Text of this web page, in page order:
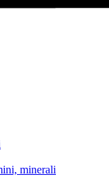
minerali